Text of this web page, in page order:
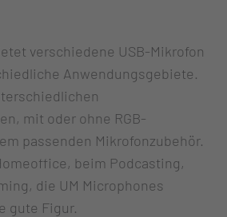
verschiedene USB-Mikrofon
Anwendungsgebiete.
mit oder ohne RGB-
passenden Mikrofonzubehör.
beim Podcasting,
die UM Microphones
gute Figur.